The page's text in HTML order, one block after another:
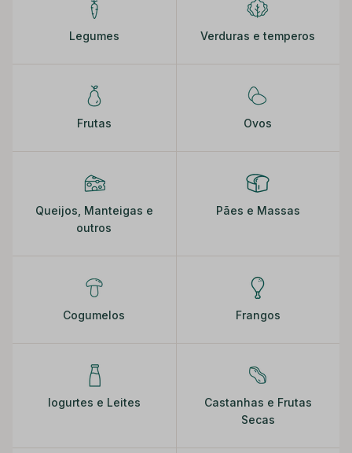
Legumes Verduras e temperos
Frutas Ovos
Queijos, Manteigas e
outros
Pães e Massas
Cogumelos Frangos
Iogurtes e Leites
Castanhas e Frutas
Secas